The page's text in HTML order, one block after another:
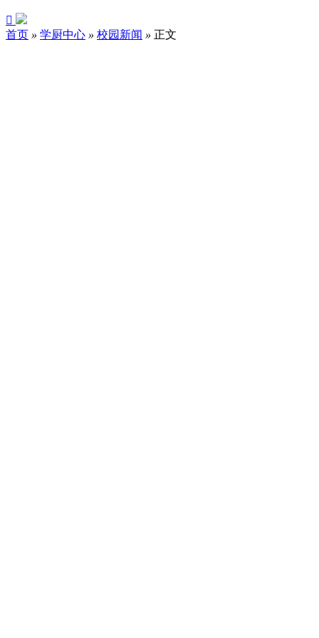

首页 » 学厨中心 » 校园新闻 » 正文